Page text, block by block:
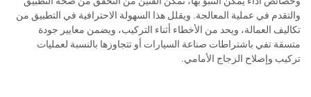
والتقدم في عملية المعالجة. ويقلل هذا السهولة الاحترافية في التطبيق من
تكاليف العمالة، ويحد من الأخطاء أثناء التركيب، ويضمن معايير جودة
متسقة تفي باشتراطات صناعة السيارات أو تتجاوزها بالنسبة لعمليات
تركيب وإصلاح الزجاج الأمامي.